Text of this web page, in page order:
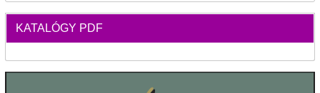
KATALÓGY PDF